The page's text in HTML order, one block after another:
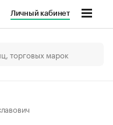
Личный кабинет